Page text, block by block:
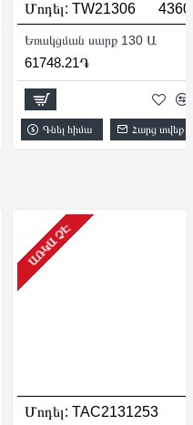
Մոդել: TW21306 4360
Եռակցման սարք 130 Ա
61748.21֏
Գնել հիմա Հարց տվեք
ԱՌԿԱ ՉԷ
Մոդել: TAC2131253